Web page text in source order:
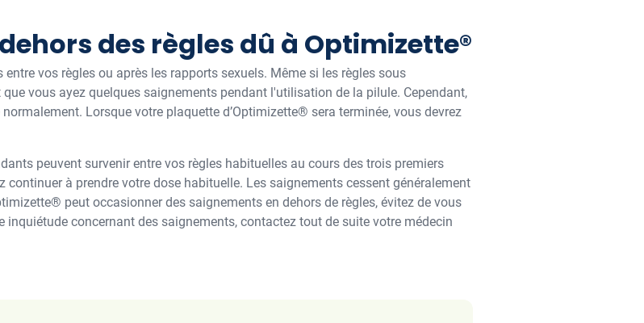
des règles dû à Optimizette®
vos règles ou après les rapports sexuels. Même si les règles sous
vous ayez quelques saignements pendant l'utilisation de la pilule. Cependant,
Lorsque votre plaquette d’Optimizette® sera terminée, vous devrez
peuvent survenir entre vos règles habituelles au cours des trois premiers
à prendre votre dose habituelle. Les saignements cessent généralement
peut occasionner des saignements en dehors de règles, évitez de vous
concernant des saignements, contactez tout de suite votre médecin